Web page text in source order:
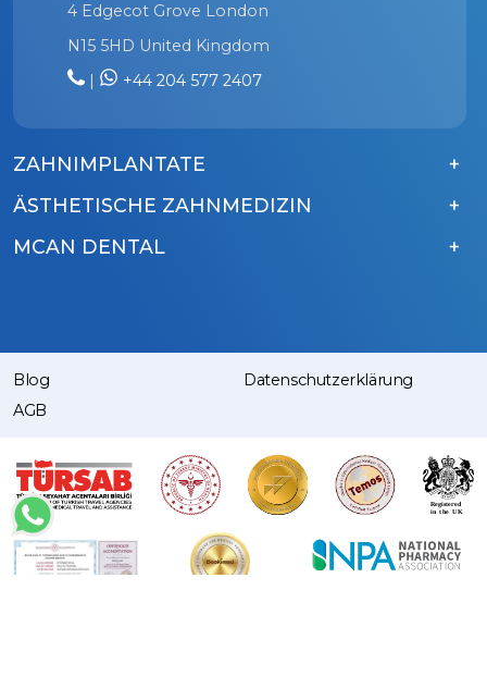
4 Edgecot Grove London
N15 5HD United Kingdom
|
+44 204 577 2407
ZAHNIMPLANTATE
ÄSTHETISCHE ZAHNMEDIZIN
MCAN DENTAL
Blog
Datenschutzerklärung
AGB